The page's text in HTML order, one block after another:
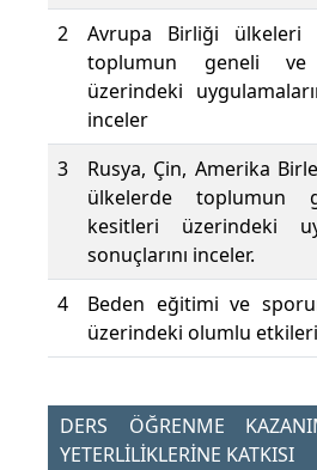
2
Avrupa Birliği
toplumun geneli
üzerindeki
inceler
3
Rusya, Çin, Amerika
ülkelerde toplumun
kesitleri üzerindeki
sonuçlarını inceler.
4
Beden eğitimi ve
üzerindeki olumlu
DERS ÖĞRENME
YETERLİLİKLERİNE KATKISI